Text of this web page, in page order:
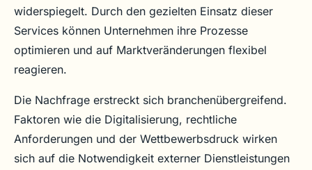
widerspiegelt. Durch den gezielten Einsatz dieser
Services können Unternehmen ihre Prozesse
optimieren und auf Marktveränderungen flexibel
reagieren.
Die Nachfrage erstreckt sich branchenübergreifend.
Faktoren wie die Digitalisierung, rechtliche
Anforderungen und der Wettbewerbsdruck wirken
sich auf die Notwendigkeit externer Dienstleistungen